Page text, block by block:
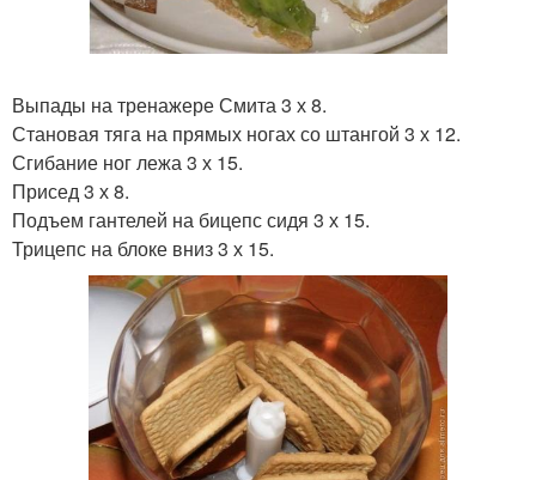
Выпады на тренажере Смита 3 х 8.
Становая тяга на прямых ногах со штангой 3 х 12.
Сгибание ног лежа 3 х 15.
Присед 3 х 8.
Подъем гантелей на бицепс сидя 3 х 15.
Трицепс на блоке вниз 3 х 15.